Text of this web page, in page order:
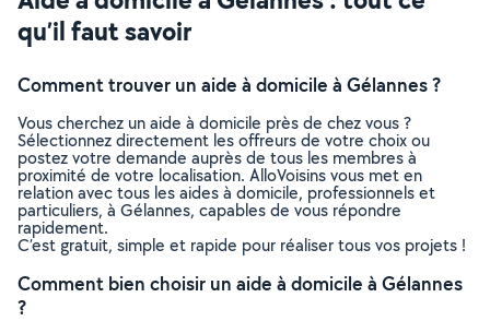
qu’il faut savoir
Comment trouver un aide à domicile à Gélannes ?
Vous cherchez un aide à domicile près de chez vous ?
Sélectionnez directement les offreurs de votre choix ou
postez votre demande auprès de tous les membres à
proximité de votre localisation. AlloVoisins vous met en
relation avec tous les aides à domicile, professionnels et
particuliers, à Gélannes, capables de vous répondre
rapidement.
C’est gratuit, simple et rapide pour réaliser tous vos projets !
Comment bien choisir un aide à domicile à Gélannes
?